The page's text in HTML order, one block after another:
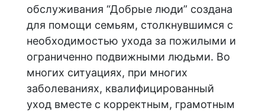
обслуживания “Добрые люди” создана
для помощи семьям, столкнувшимся с
необходимостью ухода за пожилыми и
ограниченно подвижными людьми. Во
многих ситуациях, при многих
заболеваниях, квалифицированный
уход вместе с корректным, грамотным